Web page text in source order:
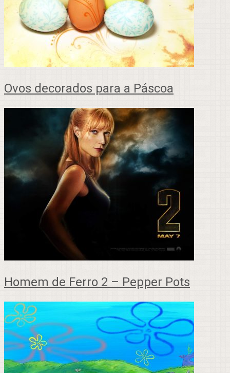
Ovos decorados para a Páscoa
Homem de Ferro 2 – Pepper Pots